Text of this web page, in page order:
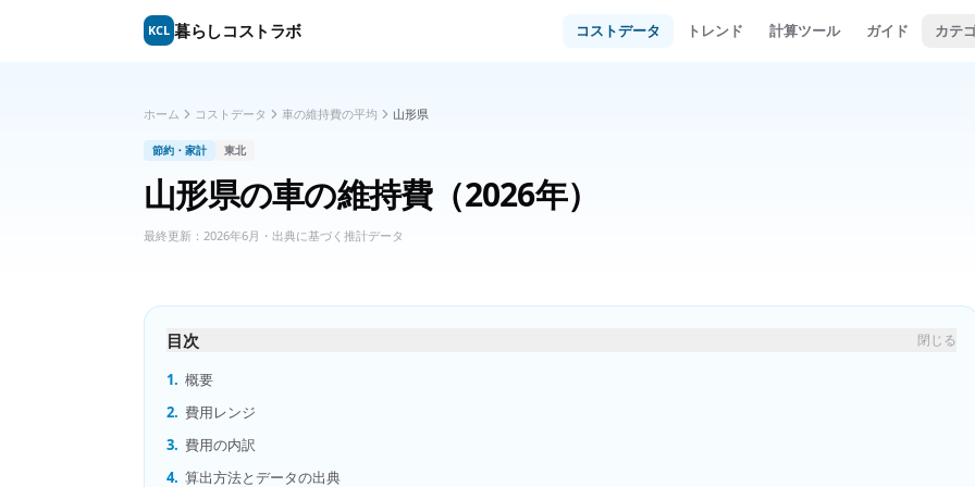
KCL 暮らしコストラボ コストデータ トレンド 計算ツール ガイド カテ
ホーム コストデータ 車の維持費の平均 山形県
節約・家計 東北
山形県の車の維持費（2026年）
最終更新： 2026年6月 ・出典に基づく推計データ
目次 閉じる
1. 概要
2. 費用レンジ
3. 費用の内訳
4. 算出方法とデータの出典